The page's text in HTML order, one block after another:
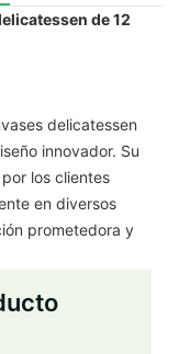
de 12
delicatessen
innovador. Su
los clientes
en diversos
prometedora y